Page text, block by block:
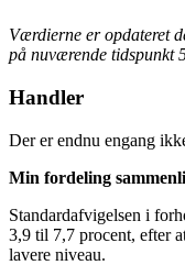
Værdierne er opdateret
på nuværende tidspunkt
Handler
Der er endnu engang
Min fordeling
Standardafvigelsen i
3,9 til 7,7 procent, efter
lavere niveau.